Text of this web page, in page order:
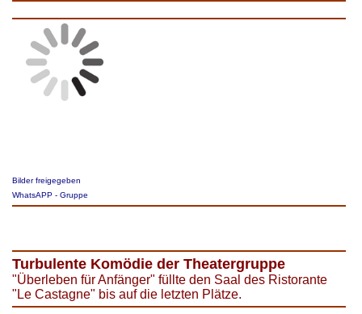
Bilder freigegeben
WhatsAPP - Gruppe
Turbulente Komödie der Theatergruppe
"Überleben für Anfänger" füllte den Saal des Ristorante
"Le Castagne" bis auf die letzten Plätze.